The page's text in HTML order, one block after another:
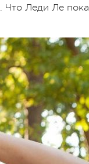
Что Леди Ле